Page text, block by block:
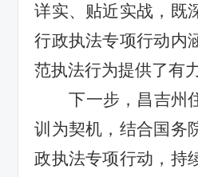
详实、贴近实战，既
行政执法专项行动内
范执法行为提供了有
下一步，昌吉州
训为契机， 结合国务
政执法专项行动， 持